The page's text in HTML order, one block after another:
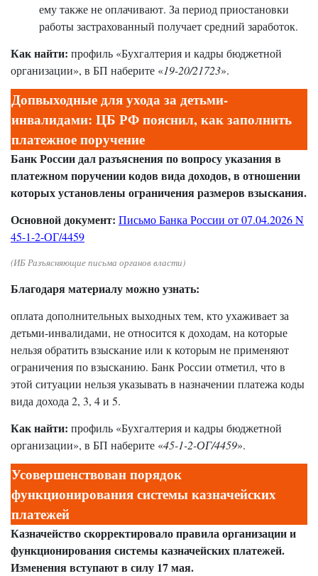
ему также не оплачивают. За период приостановки
работы застрахованный получает средний заработок.
Как найти: профиль «Бухгалтерия и кадры бюджетной
организации», в БП наберите «19-20/21723».
Допвыходные для ухода за детьми-
инвалидами: ЦБ РФ пояснил, как заполнить
платежное поручение
Банк России дал разъяснения по вопросу указания в
платежном поручении кодов вида доходов, в отношении
которых установлены ограничения размеров взыскания.
Основной документ: Письмо Банка России от 07.04.2026 N
45-1-2-ОГ/4459
(ИБ Разъясняющие письма органов власти)
Благодаря материалу можно узнать:
оплата дополнительных выходных тем, кто ухаживает за
детьми-инвалидами, не относится к доходам, на которые
нельзя обратить взыскание или к которым не применяют
ограничения по взысканию. Банк России отметил, что в
этой ситуации нельзя указывать в назначении платежа коды
вида дохода 2, 3, 4 и 5.
Как найти: профиль «Бухгалтерия и кадры бюджетной
организации», в БП наберите «45-1-2-ОГ/4459».
Усовершенствован порядок
функционирования системы казначейских
платежей
Казначейство скорректировало правила организации и
функционирования системы казначейских платежей.
Изменения вступают в силу 17 мая.